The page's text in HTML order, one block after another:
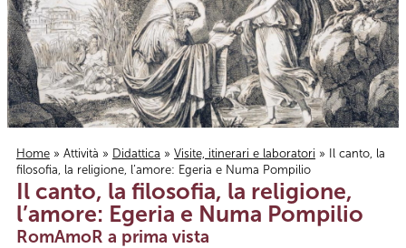
Tu sei qui
Home » Attività » Didattica » Visite, itinerari e laboratori » Il canto, la
filosofia, la religione, l’amore: Egeria e Numa Pompilio
Il canto, la filosofia, la religione,
l’amore: Egeria e Numa Pompilio
RomAmoR a prima vista